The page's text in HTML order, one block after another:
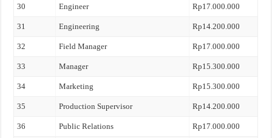
30 Engineer Rp17.000.000
31 Engineering Rp14.200.000
32 Field Manager Rp17.000.000
33 Manager Rp15.300.000
34 Marketing Rp15.300.000
35 Production Supervisor Rp14.200.000
36 Public Relations Rp17.000.000